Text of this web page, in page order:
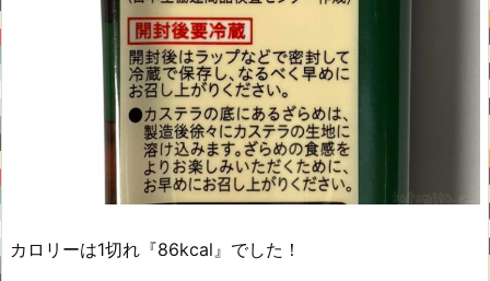
カロリーは1切れ『86kcal』でした！